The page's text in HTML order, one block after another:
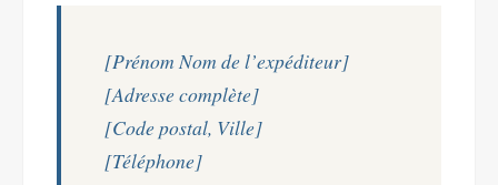
[Prénom Nom de l’expéditeur]
[Adresse complète]
[Code postal, Ville]
[Téléphone]